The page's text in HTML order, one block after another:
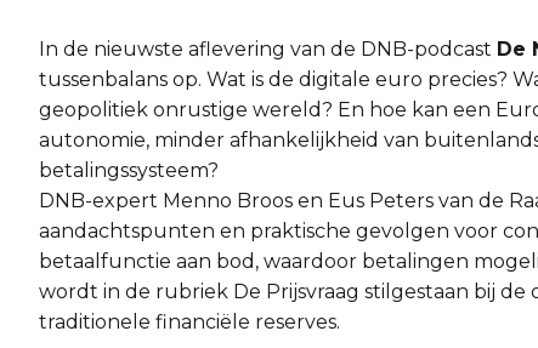
In de nieuwste aflevering van de DNB-podcast De
tussenbalans op. Wat is de digitale euro precies?
geopolitiek onrustige wereld? En hoe kan een
autonomie, minder afhankelijkheid van
betalingssysteem?
DNB-expert Menno Broos en Eus Peters van de
aandachtspunten en praktische gevolgen voor
betaalfunctie aan bod, waardoor betalingen
wordt in de rubriek De Prijsvraag stilgestaan bij
traditionele financiële reserves.